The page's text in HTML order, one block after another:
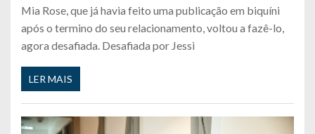
Mia Rose, que já havia feito uma publicação em biquíni
após o termino do seu relacionamento, voltou a fazê-lo,
agora desafiada. Desafiada por Jessi
LER MAIS